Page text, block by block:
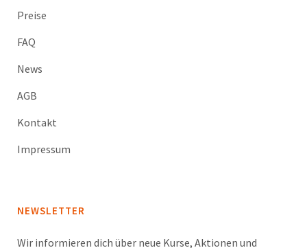
Preise
FAQ
News
AGB
Kontakt
Impressum
NEWSLETTER
Wir informieren dich über neue Kurse, Aktionen und